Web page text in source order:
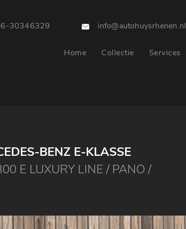
30346329 info@autohuysrhenen.nl
Home Collectie Services
BENZ E-KLASSE
E LUXURY LINE / PANO /